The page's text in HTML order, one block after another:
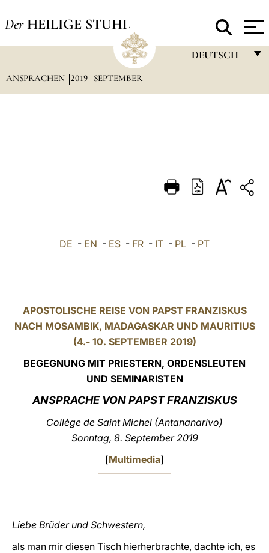
Der HEILIGE STUHL
DEUTSCH
DEUTSCH
العربيّة
ANSPRACHEN 2019 SEPTEMBER
DE - EN - ES - FR - IT - PL - PT
APOSTOLISCHE REISE VON PAPST FRANZISKUS
NACH MOSAMBIK, MADAGASKAR UND MAURITIUS
(4.- 10. SEPTEMBER 2019)
BEGEGNUNG MIT PRIESTERN, ORDENSLEUTEN
UND SEMINARISTEN
ANSPRACHE VON PAPST FRANZISKUS
Collège de Saint Michel (Antananarivo)
Sonntag, 8. September 2019
[Multimedia]
Liebe Brüder und Schwestern,
als man mir diesen Tisch hierherbrachte, dachte ich, es